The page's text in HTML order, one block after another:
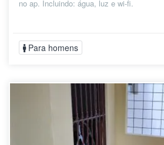
no ap. Incluindo: água, luz e wi-fi.
Para homens